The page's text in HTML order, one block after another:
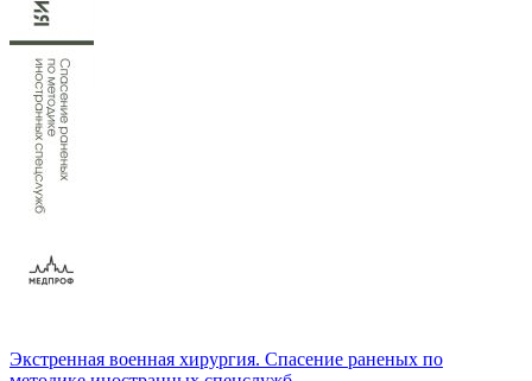
Экстренная военная хирургия. Спасение раненых по